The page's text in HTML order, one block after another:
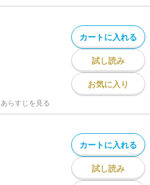
カートに入れる
試し読み
お気に入り
あらすじを見る
カートに入れる
試し読み